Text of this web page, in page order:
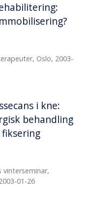
Oslo, 2003-
i kne:
behandling
vinterseminar,
01-26